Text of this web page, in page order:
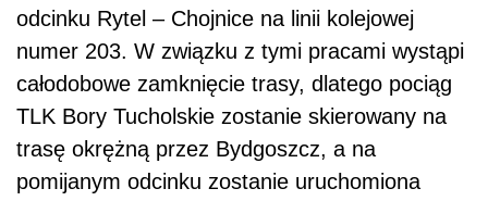
odcinku Rytel – Chojnice na linii kolejowej
numer 203. W związku z tymi pracami wystąpi
całodobowe zamknięcie trasy, dlatego pociąg
TLK Bory Tucholskie zostanie skierowany na
trasę okrężną przez Bydgoszcz, a na
pomijanym odcinku zostanie uruchomiona